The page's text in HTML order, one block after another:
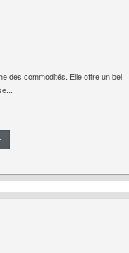
des commodités. Elle offre un bel